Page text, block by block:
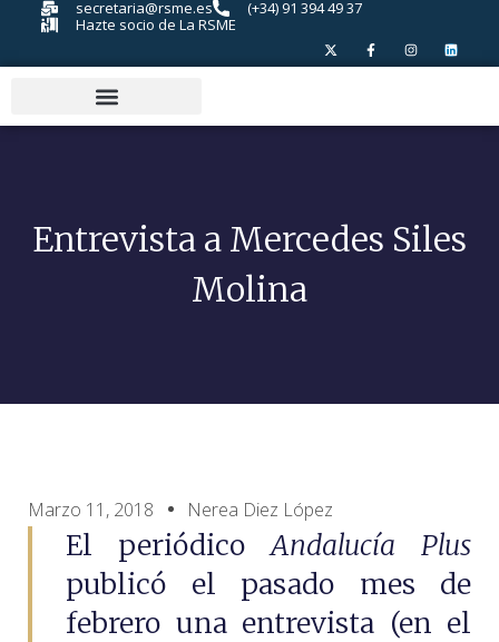
secretaria@rsme.es
(+34) 91 394 49 37
Hazte socio de La RSME
Entrevista a Mercedes Siles
Molina
Marzo 11, 2018 Nerea Diez López
El periódicoAndalucía Plus
publicó el pasado mes de
febrero una entrevista (en el